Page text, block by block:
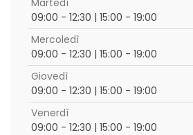
Martedì
09:00 - 12:30 | 15:00 - 19:00
Mercoledì
09:00 - 12:30 | 15:00 - 19:00
Giovedì
09:00 - 12:30 | 15:00 - 19:00
Venerdì
09:00 - 12:30 | 15:00 - 19:00